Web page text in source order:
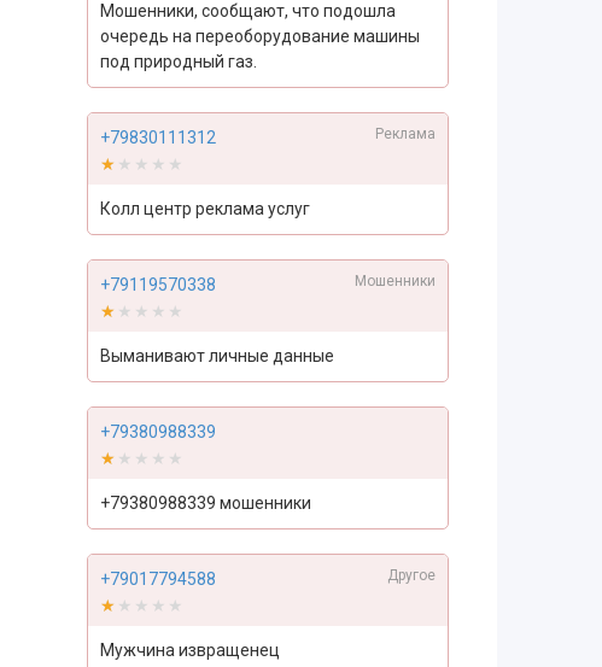
Мошенники, сообщают, что подошла
очередь на переоборудование машины
под природный газ.
+79830111312 Реклама
★★★★★
★★★★★
Колл центр реклама услуг
+79119570338 Мошенники
★★★★★
★★★★★
Выманивают личные данные
+79380988339
★★★★★
★★★★★
+79380988339 мошенники
+79017794588 Другое
★★★★★
★★★★★
Мужчина извращенец